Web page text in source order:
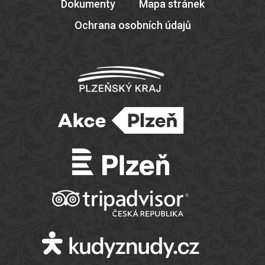
Dokumenty
Mapa stránek
Ochrana osobních údajů